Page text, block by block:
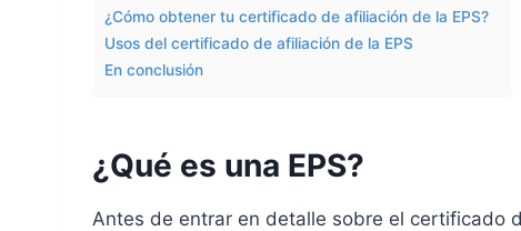
¿Cómo obtener tu certificado de afiliación de la EPS?
Usos del certificado de afiliación de la EPS
En conclusión
¿Qué es una EPS?
Antes de entrar en detalle sobre el certificado